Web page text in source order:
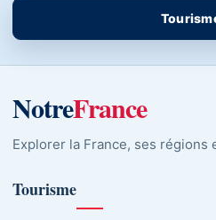
NotreFrance
Explorer la France, ses régions
Tourisme